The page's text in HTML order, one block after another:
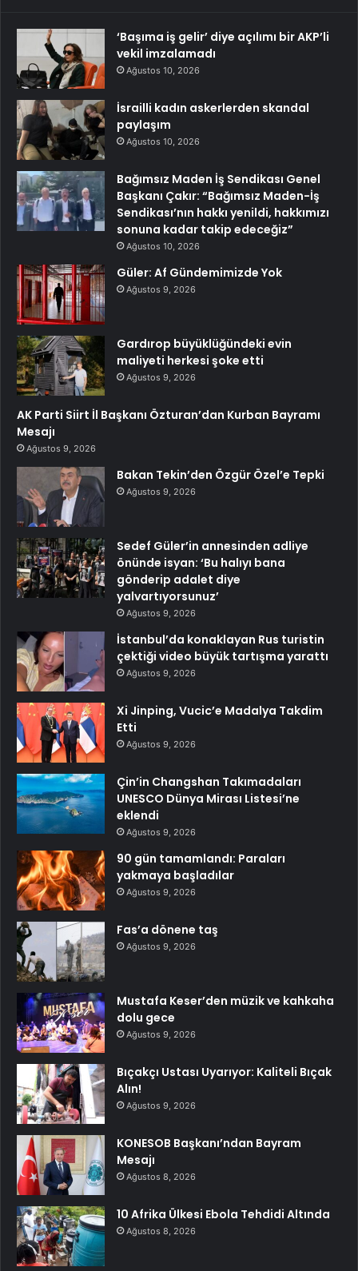
‘Başıma iş gelir’ diye açılımı bir AKP’li
vekil imzalamadı
Ağustos 10, 2026
İsrailli kadın askerlerden skandal
paylaşım
Ağustos 10, 2026
Bağımsız Maden İş Sendikası Genel
Başkanı Çakır: “Bağımsız Maden-İş
Sendikası’nın hakkı yenildi, hakkımızı
sonuna kadar takip edeceğiz”
Ağustos 10, 2026
Güler: Af Gündemimizde Yok
Ağustos 9, 2026
Gardırop büyüklüğündeki evin
maliyeti herkesi şoke etti
Ağustos 9, 2026
AK Parti Siirt İl Başkanı Özturan’dan Kurban Bayramı
Mesajı
Ağustos 9, 2026
Bakan Tekin’den Özgür Özel’e Tepki
Ağustos 9, 2026
Sedef Güler’in annesinden adliye
önünde isyan: ‘Bu halıyı bana
gönderip adalet diye
yalvartıyorsunuz’
Ağustos 9, 2026
İstanbul’da konaklayan Rus turistin
çektiği video büyük tartışma yarattı
Ağustos 9, 2026
Xi Jinping, Vucic’e Madalya Takdim
Etti
Ağustos 9, 2026
Çin’in Changshan Takımadaları
UNESCO Dünya Mirası Listesi’ne
eklendi
Ağustos 9, 2026
90 gün tamamlandı: Paraları
yakmaya başladılar
Ağustos 9, 2026
Fas’a dönene taş
Ağustos 9, 2026
Mustafa Keser’den müzik ve kahkaha
dolu gece
Ağustos 9, 2026
Bıçakçı Ustası Uyarıyor: Kaliteli Bıçak
Alın!
Ağustos 9, 2026
KONESOB Başkanı’ndan Bayram
Mesajı
Ağustos 8, 2026
10 Afrika Ülkesi Ebola Tehdidi Altında
Ağustos 8, 2026